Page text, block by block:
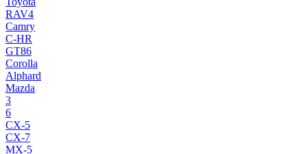
RAV4
Camry
C-HR
GT86
Corolla
Alphard
Mazda
3
6
CX-5
CX-7
MX-5